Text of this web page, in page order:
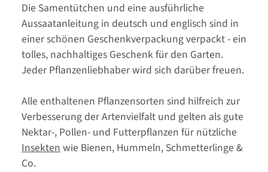
Die Samentütchen und eine ausführliche
Aussaatanleitung in deutsch und englisch sind in
einer schönen Geschenkverpackung verpackt - ein
tolles, nachhaltiges Geschenk für den Garten.
Jeder Pflanzenliebhaber wird sich darüber freuen.
Alle enthaltenen Pflanzensorten sind hilfreich zur
Verbesserung der Artenvielfalt und gelten als gute
Nektar-, Pollen- und Futterpflanzen für nützliche
Insektenwie Bienen, Hummeln, Schmetterlinge &
Co.